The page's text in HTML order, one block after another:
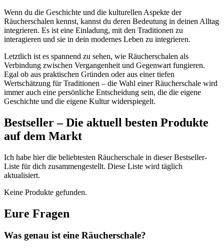
Wenn du die Geschichte und die kulturellen Aspekte der
Räucherschalen kennst, kannst du deren Bedeutung in deinen Alltag
integrieren. Es ist eine Einladung, mit den Traditionen zu
interagieren und sie in dein modernes Leben zu integrieren.
Letztlich ist es spannend zu sehen, wie Räucherschalen als
Verbindung zwischen Vergangenheit und Gegenwart fungieren.
Egal ob aus praktischen Gründen oder aus einer tiefen
Wertschätzung für Traditionen – die Wahl einer Räucherschale wird
immer auch eine persönliche Entscheidung sein, die die eigene
Geschichte und die eigene Kultur widerspiegelt.
Bestseller – Die aktuell besten Produkte
auf dem Markt
Ich habe hier die beliebtesten Räucherschale in dieser Bestseller-
Liste für dich zusammengestellt. Diese Liste wird täglich
aktualisiert.
Keine Produkte gefunden.
Eure Fragen
Was genau ist eine Räucherschale?